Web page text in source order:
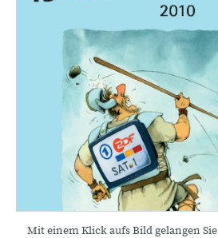
Mit einem Klick aufs Bild gelangen